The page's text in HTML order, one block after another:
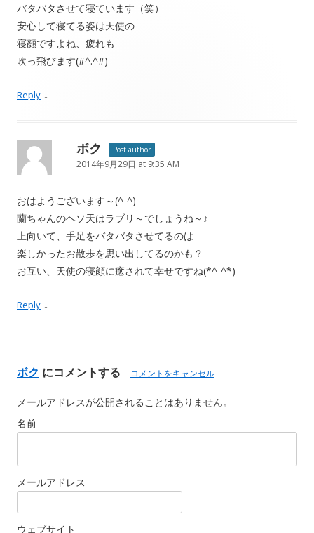
バタバタさせて寝ています（笑）
安心して寝てる姿は天使の
寝顔ですよね、疲れも
吹っ飛びます(#^.^#)
Reply ↓
ボク Post author
2014年9月29日 at 9:35 AM
おはようございます～(^-^)
蘭ちゃんのヘソ天はラブリ～でしょうね～♪
上向いて、手足をバタバタさせてるのは
楽しかったお散歩を思い出してるのかも？
お互い、天使の寝顔に癒されて幸せですね(*^-^*)
Reply ↓
ボク にコメントする コメントをキャンセル
メールアドレスが公開されることはありません。
名前
メールアドレス
ウェブサイト